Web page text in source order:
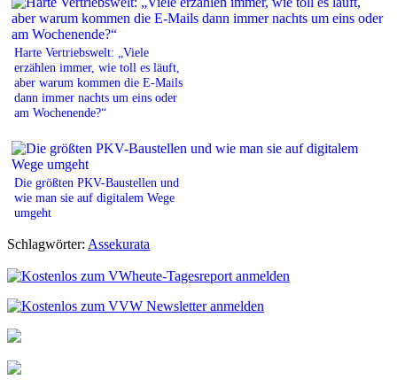
Harte Vertriebswelt: „Viele
erzählen immer, wie toll es läuft,
aber warum kommen die E-Mails
dann immer nachts um eins oder
am Wochenende?“
Die größten PKV-Baustellen und
wie man sie auf digitalem Wege
umgeht
Schlagwörter: Assekurata